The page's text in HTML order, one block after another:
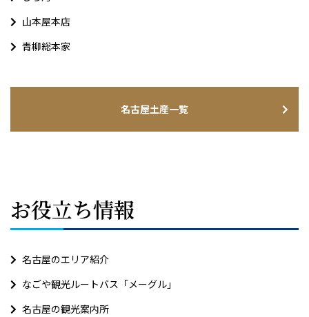
山本屋本店
青柳総本家
名古屋土産一覧
お役立ち情報
名古屋のエリア紹介
なごや観光ルートバス「メーグル」
名古屋の観光案内所